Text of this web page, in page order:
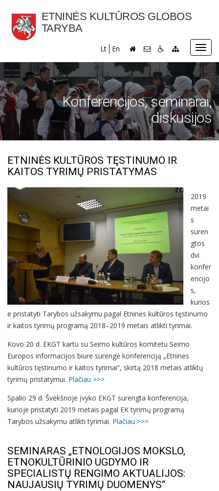
ETNINĖS KULTŪROS GLOBOS
TARYBA
Lt En
Konferencijos, seminarai,
diskusijos
ETNINĖS KULTŪROS TĘSTINUMO IR
KAITOS TYRIMŲ PRISTATYMAS
2019
metai
s
suren
gtos
dvi
konfer
encijo
s,
kurios
e pristatyti Tarybos užsakymu pagal Etninės kultūros tęstinumo
ir kaitos tyrimų programą 2018–2019 metais atlikti tyrimai.
Kovo 20 d. EKGT kartu su Seimo kultūros komitetu Seimo
Europos informacijos biure surengė konferenciją „Etninės
kultūros tęstinumo ir kaitos tyrimai“, skirtą 2018 metais atliktų
tyrimų pristatymui. Plačiau >>>
Spalio 29 d. Švėkšnoje įvyko EKGT surengta konferencija,
kurioje pristatyti 2019 metais pagal EK tyrimų programą
Tarybos užsakymu atlikti tyrimai. Plačiau >>>
SEMINARAS „ETNOLOGIJOS MOKSLO,
ETNOKULTŪRINIO UGDYMO IR
SPECIALISTŲ RENGIMO AKTUALIJOS:
NAUJAUSIŲ TYRIMŲ DUOMENYS“